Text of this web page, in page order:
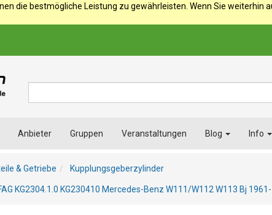
die bestmögliche Leistung zu gewährleisten. Wenn Sie weiterhin
Anbieter Gruppen Veranstaltungen Blog Info
& Getriebe Kupplungsgeberzylinder
KG2304.1.0 KG230410 Mercedes-Benz W111/W112 W113 Bj